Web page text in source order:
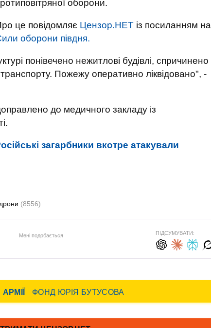
оборони.
це повідомляє Цензор.НЕТ із посиланням на
оборони півдня.
понівечено нежитлові будівлі, спричинено
Пожежу оперативно ліквідовано", -
до медичного закладу із
загарбники вкотре атакували
дрони (8556)
Мені подобається ПІДСУМУВАТИ: